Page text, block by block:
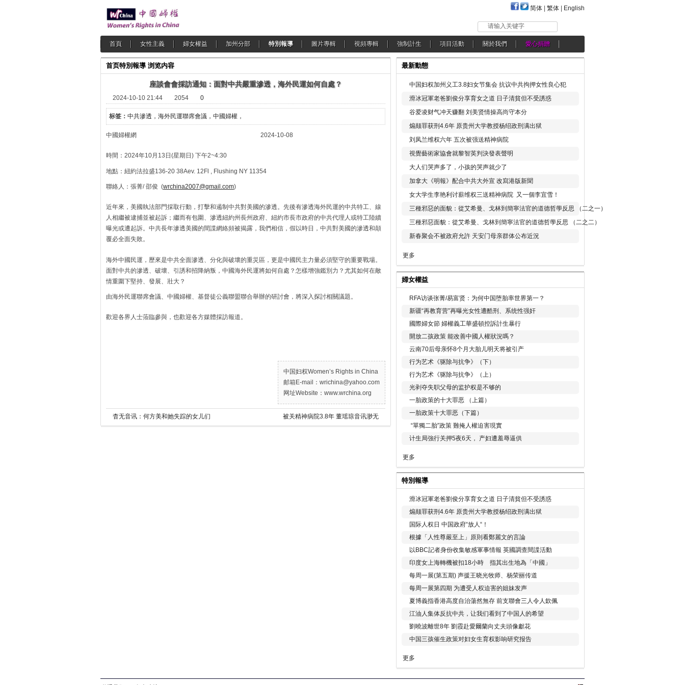
简体 繁体 English
请输入关键字
首頁 女性主義 婦女權益 加州分部 特別報導 圖片專輯 視頻專輯 強制計生 項目活動 關於我們 愛心捐贈
首页特別報導 浏览内容
座談會會採訪通知：面對中共嚴重滲透，海外民運如何自處？
2024-10-10 21:44 2054 0
标签： 中共滲透，海外民運聯席會議，中國婦權，
中國婦權網 2024-10-08
時間：2024年10月13日(星期日) 下午2~4:30
地點：紐約法拉盛136-20 38Aev. 12Fl , Flushing NY 11354
聯絡人：張菁/ 邵俊 (wrchina2007@gmail.com)
近年來，美國執法部門採取行動，打擊和遏制中共對美國的滲透。先後有滲透海外民運的中共特工、線
人相繼被逮捕並被起訴；繼而有包圍、滲透紐約州長州政府、紐約市長市政府的中共代理人或特工陸續
曝光或遭起訴。中共長年滲透美國的間諜網絡頻被揭露，我們相信，假以時日，中共對美國的滲透和顛
覆必全面失敗。
海外中國民運，歷來是中共全面滲透、分化與破壞的重災區，更是中國民主力量必須堅守的重要戰場。
面對中共的滲透、破壞、引誘和招降納叛，中國海外民運將如何自處？怎樣增強鑑別力？尤其如何在敵
情重圍下堅持、發展、壯大？
由海外民運聯席會議、中國婦權、基督徒公義聯盟聯合舉辦的研討會，將深入探討相關議題。
歡迎各界人士蒞臨參與，也歡迎各方媒體採訪報道。
中国妇权Women’s Rights in China
邮箱E-mail：wrichina@yahoo.com
网址Website：www.wrchina.org
杳无音讯：何方美和她失踪的女儿们 被关精神病院3.8年 董瑶琼音讯渺无
最新動態
中国妇权加州义工3.8妇女节集会 抗议中共拘押女性良心犯
滑冰冠軍老爸劉俊分享育女之道 日子清貧但不受誘惑
谷爱凌财气冲天赚翻 刘美贤情操高尚守本分
煽颠罪获刑4.6年 原贵州大学教授杨绍政刑满出狱
刘凤兰维权六年 五次被强送精神病院
視覺藝術家協會就黎智英判決發表聲明
大人们哭声多了，小孩的哭声就少了
加拿大《明報》配合中共大外宣 改寫港版新聞
女大学生李艳利讨薪维权三送精神病院 又一個李宜雪！
三種邪惡的面貌：從艾希曼、戈林到簡寧法官的道德哲學反思 （二之一）
三種邪惡面貌：從艾希曼、戈林到簡寧法官的道德哲學反思 （二之二）
新春聚会不被政府允許 天安门母亲群体公布近況
更多
婦女權益
RFA访谈张菁/易富贤：为何中国堕胎率世界第一？
新疆“再教育营”再曝光女性遭酷刑、系统性强奸
國際婦女節 婦權義工華盛頓控訴計生暴行
開放二孩政策 能改善中國人權狀況嗎？
云南70后母亲怀8个月大胎儿明天将被引产
行为艺术《驱除与抗争》（下）
行为艺术《驱除与抗争》（上）
光剥夺失职父母的监护权是不够的
一胎政策的十大罪恶 （上篇）
一胎政策十大罪恶（下篇）
“單獨二胎”政策 難掩人權迫害現實
计生局強行关押5夜6天， 产妇遭羞辱逼供
更多
特別報導
滑冰冠軍老爸劉俊分享育女之道 日子清貧但不受誘惑
煽颠罪获刑4.6年 原贵州大学教授杨绍政刑满出狱
国际人权日 中国政府“放人“！
根據「人性尊嚴至上」原則看鄭麗文的言論
以BBC記者身份收集敏感軍事情報 英國調查間諜活動
印度女上海轉機被扣18小時 指其出生地為「中國」
每周一展(第五期) 声援王晓光牧师、杨荣丽传道
每周一展第四期 为遭受人权迫害的姐妹发声
夏博義指香港高度自治蕩然無存 前支聯會三人令人欽佩
江油人集体反抗中共，让我们看到了中国人的希望
劉曉波離世8年 劉霞赴愛爾蘭向丈夫頭像獻花
中国三孩催生政策对妇女生育权影响研究报告
更多